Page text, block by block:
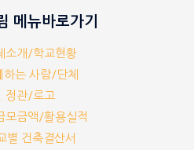
메뉴바로가기
소개/학교현황
하는 사람/단체
정관/로고
모금액/활용실적
별 건축결산서